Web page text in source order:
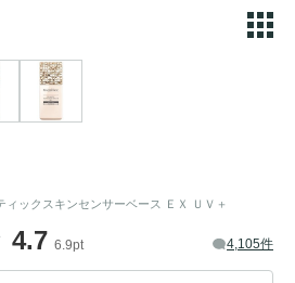
ィックスキンセンサーベース ＥＸ ＵＶ＋
4.7 6.9pt 4,105件